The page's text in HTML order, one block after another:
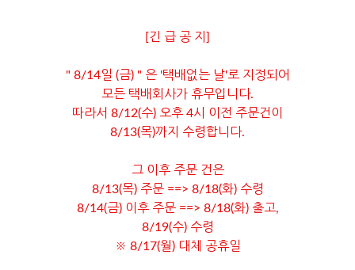
[긴 급 공 지]
" 8/14일 (금) " 은 '택배없는 날'로 지정되어
모든 택배회사가 휴무입니다.
따라서 8/12(수) 오후 4시 이전 주문건이
8/13(목)까지 수령합니다.
그 이후 주문 건은
8/13(목) 주문 ==> 8/18(화) 수령
8/14(금) 이후 주문 ==> 8/18(화) 출고,
8/19(수) 수령
※ 8/17(월) 대체 공휴일